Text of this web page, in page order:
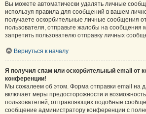
Вы можете автоматически удалять личные
используя правила для сообщений в вашем
получаете оскорбительные личные сообщения
пользователя, отправьте жалобы на сообщения
запретить пользователю отправку личных
Вернуться к началу
Я получил спам или оскорбительный email от
конференции!
Мы сожалеем об этом. Форма отправки email на
включает меры предосторожности и
пользователей, отправляющих подобные
сообщение администратору конференции с